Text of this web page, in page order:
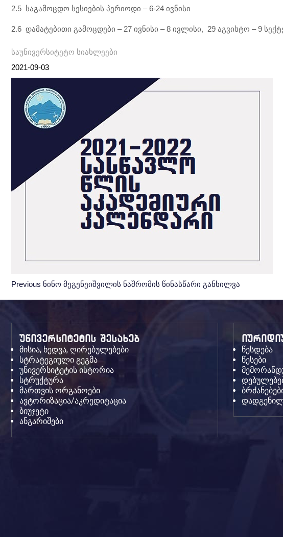
2.5 საგამოცდო სესიების პერიოდი – 6-24 ივნისი
2.6 დამატებითი გამოცდები – 27 ივნისი – 8 ივლისი, 29 აგვისტო – 9
საუნივერსიტეტო სიახლეები
2021-09-03
Post
navigation
პოსტის
ნავიგაცია
Previous Previous
ნინო მეგენეიშვილის ნაშრომის წინასწარი განხილვა
უნივერსიტეტის შესახებ
მისია, ხედვა, ღირებულებები
სტრატეგიული გეგმა
უნივერსიტეტის ისტორია
სტრუქტურა
მართვის ორგანოები
ავტორიზაცია/აკრედიტაცია
ბიუჯეტი
ანგარიშები
წესდება
წესები